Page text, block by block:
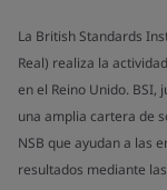
La British Standards
Real) realiza la
en el Reino Unido.
una amplia cartera de
NSB que ayudan a las
resultados mediante